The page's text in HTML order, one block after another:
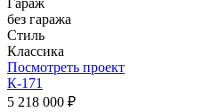
без гаража
Стиль
Классика
Посмотреть проект
К-171
5 218 000 ₽